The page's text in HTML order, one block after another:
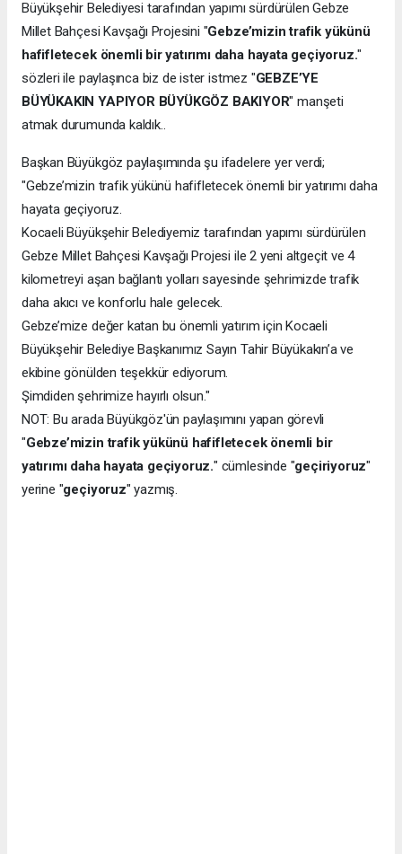
Büyükşehir Belediyesi tarafından yapımı sürdürülen Gebze
Millet Bahçesi Kavşağı Projesini "Gebze’mizin trafik yükünü
hafifletecek önemli bir yatırımı daha hayata geçiyoruz."
sözleri ile paylaşınca biz de ister istmez "GEBZE’YE
BÜYÜKAKIN YAPIYOR BÜYÜKGÖZ BAKIYOR" manşeti
atmak durumunda kaldık..
Başkan Büyükgöz paylaşımında şu ifadelere yer verdi;
"Gebze’mizin trafik yükünü hafifletecek önemli bir yatırımı daha
hayata geçiyoruz.
Kocaeli Büyükşehir Belediyemiz tarafından yapımı sürdürülen
Gebze Millet Bahçesi Kavşağı Projesi ile 2 yeni altgeçit ve 4
kilometreyi aşan bağlantı yolları sayesinde şehrimizde trafik
daha akıcı ve konforlu hale gelecek.
Gebze’mize değer katan bu önemli yatırım için Kocaeli
Büyükşehir Belediye Başkanımız Sayın Tahir Büyükakın’a ve
ekibine gönülden teşekkür ediyorum.
Şimdiden şehrimize hayırlı olsun."
NOT: Bu arada Büyükgöz'ün paylaşımını yapan görevli
"Gebze’mizin trafik yükünü hafifletecek önemli bir
yatırımı daha hayata geçiyoruz." cümlesinde "geçiriyoruz"
yerine "geçiyoruz" yazmış.